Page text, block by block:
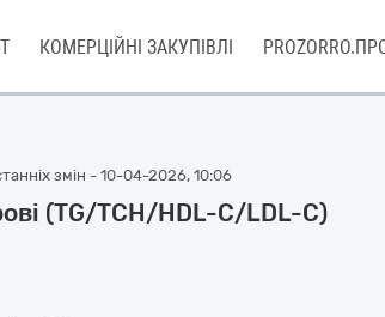
КОМЕРЦІЙНІ ЗАКУПІВЛІ
змін - 10-04-2026, 10:06
(TG/TCH/HDL-C/LDL-C)